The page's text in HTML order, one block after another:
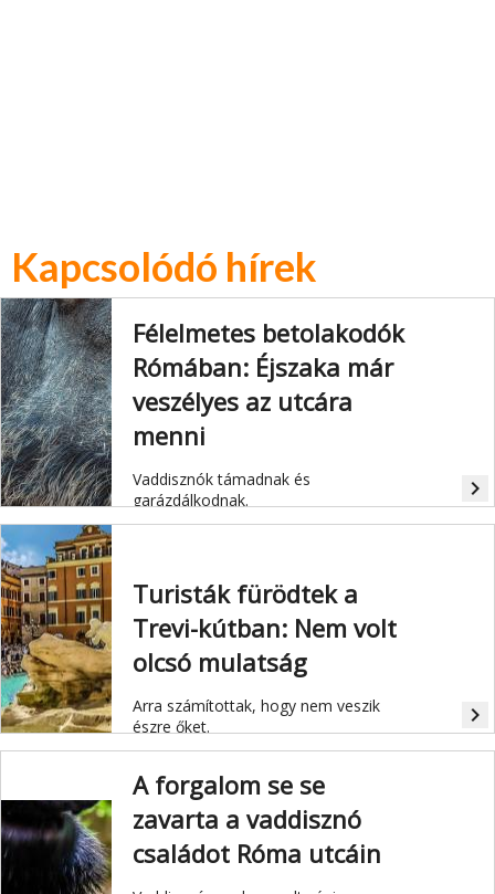
Kapcsolódó hírek
Félelmetes betolakodók
Rómában: Éjszaka már
veszélyes az utcára
menni
Vaddisznók támadnak és
garázdálkodnak.
navigate_next
Turisták fürödtek a
Trevi-kútban: Nem volt
olcsó mulatság
Arra számítottak, hogy nem veszik
észre őket.
navigate_next
A forgalom se se
zavarta a vaddisznó
családot Róma utcáin